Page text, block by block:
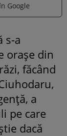
Google
s-a
orașe din
făcând
a
pe care
dacă